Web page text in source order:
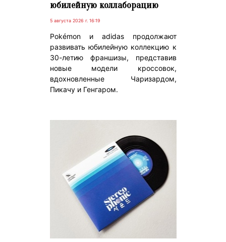
юбилейную коллаборацию
5 августа 2026 г. 16:19
Pokémon и adidas продолжают
развивать юбилейную коллекцию к
30-летию франшизы, представив
новые модели кроссовок,
вдохновленные Чаризардом,
Пикачу и Генгаром.